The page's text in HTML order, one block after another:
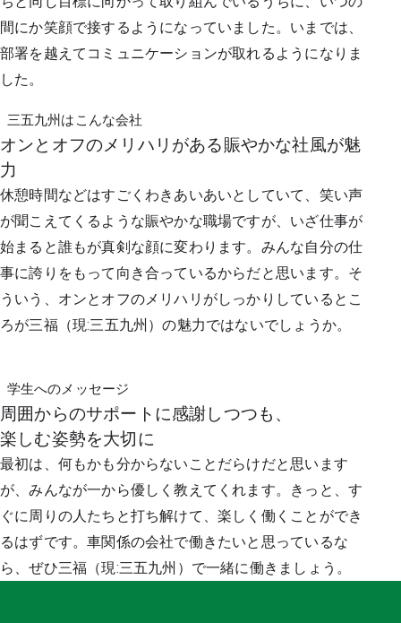
間にか笑顔で接するようになっていました。いまでは、
部署を越えてコミュニケーションが取れるようになりま
した。
三五九州はこんな会社
オンとオフのメリハリがある賑やかな社風が魅
力
休憩時間などはすごくわきあいあいとしていて、笑い声
が聞こえてくるような賑やかな職場ですが、いざ仕事が
始まると誰もが真剣な顔に変わります。みんな自分の仕
事に誇りをもって向き合っているからだと思います。そ
ういう、オンとオフのメリハリがしっかりしているとこ
ろが三福（現:三五九州）の魅力ではないでしょうか。
学生へのメッセージ
周囲からのサポートに感謝しつつも、
楽しむ姿勢を大切に
最初は、何もかも分からないことだらけだと思います
が、みんなが一から優しく教えてくれます。きっと、す
ぐに周りの人たちと打ち解けて、楽しく働くことができ
るはずです。車関係の会社で働きたいと思っているな
ら、ぜひ三福（現:三五九州）で一緒に働きましょう。